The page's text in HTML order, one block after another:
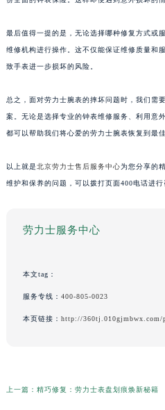
最后值得一提的是，无论选择哪种修复方式或
维修机构进行操作。这不仅能保证维修质量和
致手表进一步损坏的风险。
总之，面对劳力士腕表的摔坏问题时，我们需
案。无论是选择专业的钟表维修服务、利用意
都可以帮助我们将心爱的劳力士腕表恢复到最佳
以上就是北京劳力士售后服务中心为您分享的
维护和保养的问题，可以拨打页面400电话进行
劳力士服务中心
本文tag：
服务专线： 400-805-0023
本页链接： http://360tj.010gjmbwx.com/
上一篇： 精巧修复：劳力士表盘划痕焕新秘籍